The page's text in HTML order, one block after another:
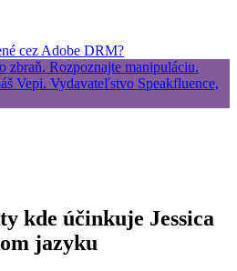
cez Adobe DRM?
kde účinkuje Jessica
jazyku